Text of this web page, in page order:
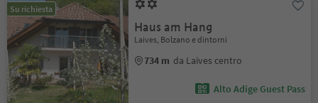
Su richiesta
Haus am Hang
Laives, Bolzano e dintorni
734 m da Laives centro
Alto Adige Guest Pass